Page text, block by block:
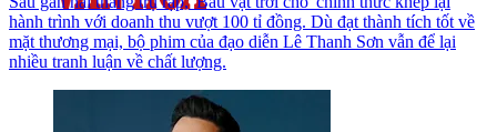
hành trình với doanh thu vượt 100 tỉ đồng. Dù đạt thành tích tốt về
mặt thương mại, bộ phim của đạo diễn Lê Thanh Sơn vẫn để lại
nhiều tranh luận về chất lượng.